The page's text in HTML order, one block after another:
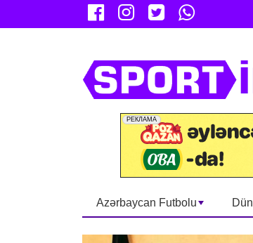
Azərbaycan Futbolu